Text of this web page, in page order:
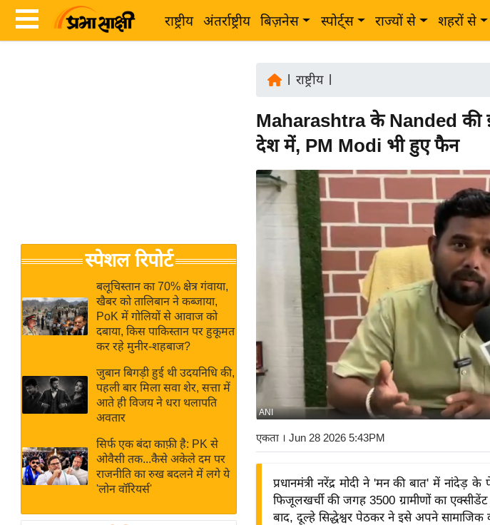
राष्ट्रीय अंतर्राष्ट्रीय बिज़नेस स्पोर्ट्स राज्यों से शहरों से
Breaking
News in
Hindi
Hindi
Videos
जगत
राय
बजट
IPL
2026
ई-पेपर
मिसाल बेमिसाल
शख्सियत
यंग इंडिया
स्पेशल रिपोर्ट
बलूचिस्तान का 70% क्षेत्र गंवाया,
खैबर को तालिबान ने कब्जाया,
PoK में गोलियों से आवाज को
दबाया, किस पाकिस्तान पर हुकूमत
कर रहे मुनीर-शहबाज?
जुबान बिगड़ी हुई थी उदयनिधि की,
पहली बार मिला सवा शेर, सत्ता में
आते ही विजय ने धरा थलापति
अवतार
सिर्फ एक बंदा काफ़ी है: PK से
ओवैसी तक...कैसे अकेले दम पर
राजनीति का रुख बदलने में लगे ये
'लोन वॉरियर्स'
राष्ट्रीय|
Maharashtra के Nanded की
देश में, PM Modi भी हुए फैन
ANI
एकता । Jun 28 2026 5:43PM
प्रधानमंत्री नरेंद्र मोदी ने 'मन की बात' में नांदेड़
फिजूलखर्ची की जगह 3500 ग्रामीणों का
बाद, दूल्हे सिद्धेश्वर पेठकर ने इसे अपने सामाजिक